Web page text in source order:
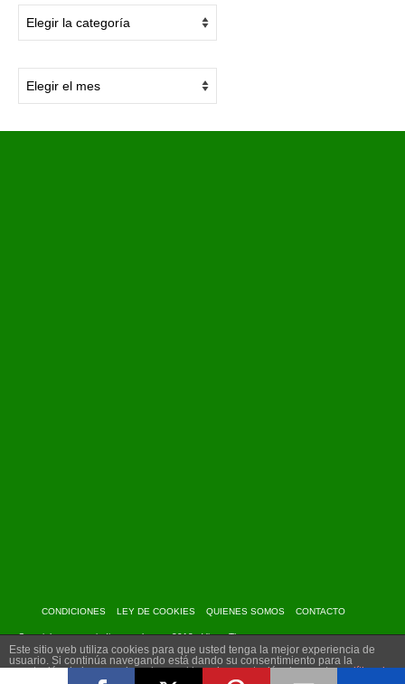
CONDICIONES LEY DE COOKIES QUIENES SOMOS CONTACTO
Copyright: www.myindiantravel.com - 2013 - Virtue Theme
Este sitio web utiliza cookies para que usted tenga la mejor experiencia de
usuario. Si continúa navegando está dando su consentimiento para la
aceptación de las mencionadas cookies y la aceptación de nuestrapolítica de